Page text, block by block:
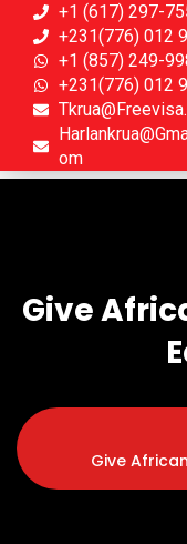
+1 (617) 297-
+231(776) 012
+1 (857) 249-
+231(776) 012
Om
Give
Give